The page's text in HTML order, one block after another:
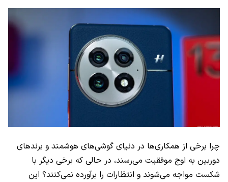
چرا برخی از همکاری‌ها در دنیای گوشی‌های هوشمند و برندهای
دوربین به اوج موفقیت می‌رسند، در حالی که برخی دیگر با
شکست مواجه می‌شوند و انتظارات را برآورده نمی‌کنند؟ این